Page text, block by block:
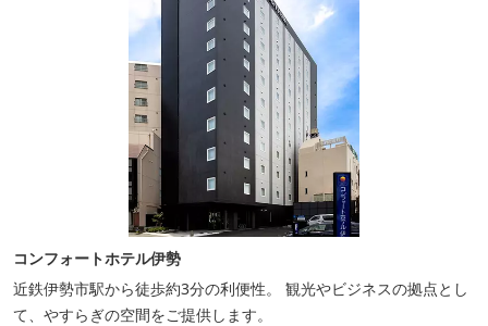
コンフォートホテル伊勢
近鉄伊勢市駅から徒歩約3分の利便性。 観光やビジネスの拠点とし
て、やすらぎの空間をご提供します。